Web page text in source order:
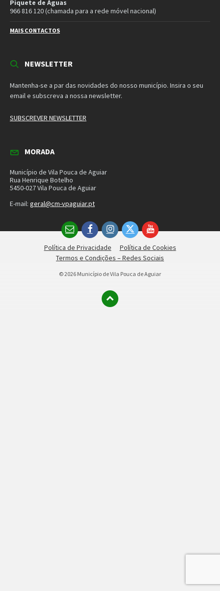
Piquete de Águas
966 816 120 (chamada para a rede móvel nacional)
MAIS CONTACTOS
NEWSLETTER
Mantenha-se a par das novidades do nosso município. Insira o seu
email e subscreva a nossa newsletter.
SUBSCREVER NEWSLETTER
MORADA
Município de Vila Pouca de Aguiar
Rua Henrique Botelho
5450-027 Vila Pouca de Aguiar
E-mail: geral@cm-vpaguiar.pt
EmailFacebookInstagram
TwitterYouTube
Política de Privacidade
Política de Cookies
Termos e Condições – Redes Sociais
© 2026 Município de Vila Pouca de Aguiar